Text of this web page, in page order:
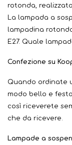
rotonda,
La lampada a
lampadina
E27. Quale
Confezione su
Quando ordinate
modo bello e
così riceverete
che da ricevere.
Lampade a